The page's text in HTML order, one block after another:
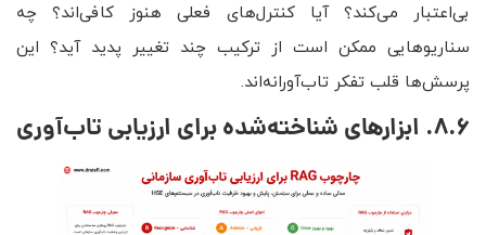
بی‌اعتبار می‌کند؟ آیا کنترل‌های فعلی هنوز کافی‌اند؟ چه
سناریوهایی ممکن است از ترکیب چند تغییر پدید آید؟ این
پرسش‌ها قلب تفکر تاب‌آورانه‌اند.
8.6. ابزارهای شناخته‌شده برای ارزیابی تاب‌آوری